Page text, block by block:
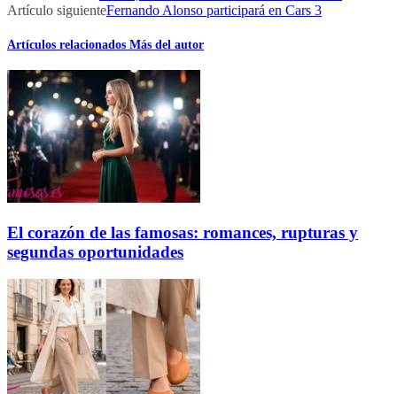
Artículo siguienteFernando Alonso participará en Cars 3
Artículos relacionados Más del autor
El corazón de las famosas: romances, rupturas y
segundas oportunidades